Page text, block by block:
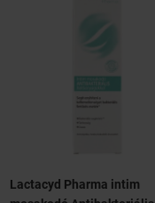
Lactacyd Pharma intim